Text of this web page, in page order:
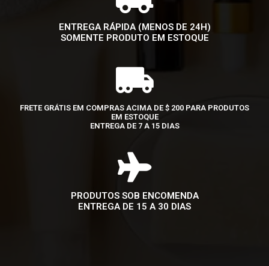
ENTREGA RÁPIDA (MENOS DE 24H)
SOMENTE PRODUTO EM ESTOQUE
FRETE GRÁTIS EM COMPRAS ACIMA DE $ 200 PARA PRODUTOS
EM ESTOQUE
ENTREGA DE 7 A 15 DIAS
PRODUTOS SOB ENCOMENDA
ENTREGA DE 15 A 30 DIAS